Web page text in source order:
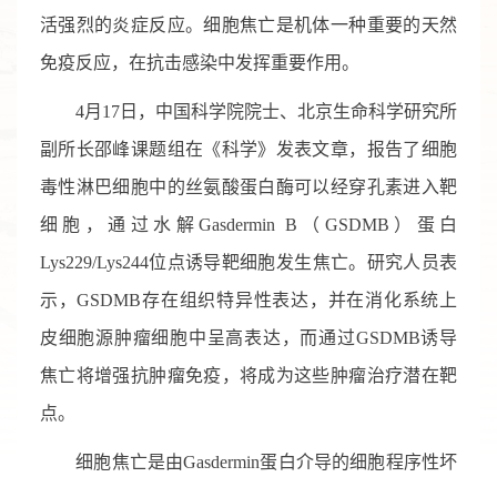
活强烈的炎症反应。细胞焦亡是机体一种重要的天然
免疫反应，在抗击感染中发挥重要作用。
4月17日，中国科学院院士、北京生命科学研究所
副所长邵峰课题组在《科学》发表文章，报告了细胞
毒性淋巴细胞中的丝氨酸蛋白酶可以经穿孔素进入靶
细胞，通过水解Gasdermin B（GSDMB）蛋白
Lys229/Lys244位点诱导靶细胞发生焦亡。研究人员表
示，GSDMB存在组织特异性表达，并在消化系统上
皮细胞源肿瘤细胞中呈高表达，而通过GSDMB诱导
焦亡将增强抗肿瘤免疫，将成为这些肿瘤治疗潜在靶
点。
细胞焦亡是由Gasdermin蛋白介导的细胞程序性坏